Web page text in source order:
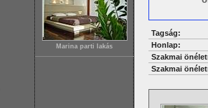
Marina parti lakás
Tagság:
Honlap:
Szakmai
Szakmai